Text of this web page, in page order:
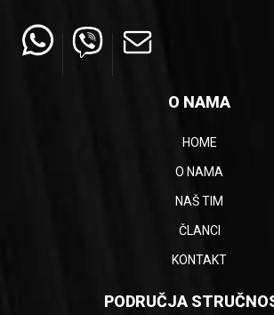
O NAMA
HOME
O NAMA
NAŠ TIM
ČLANCI
KONTAKT
PODRUČJA